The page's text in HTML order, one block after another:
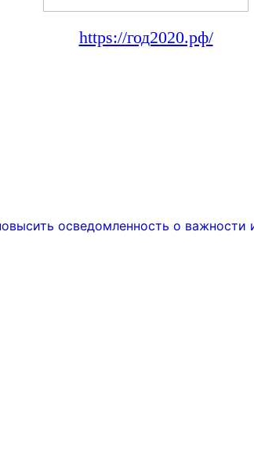
https://год2020.рф/
осведомленность о